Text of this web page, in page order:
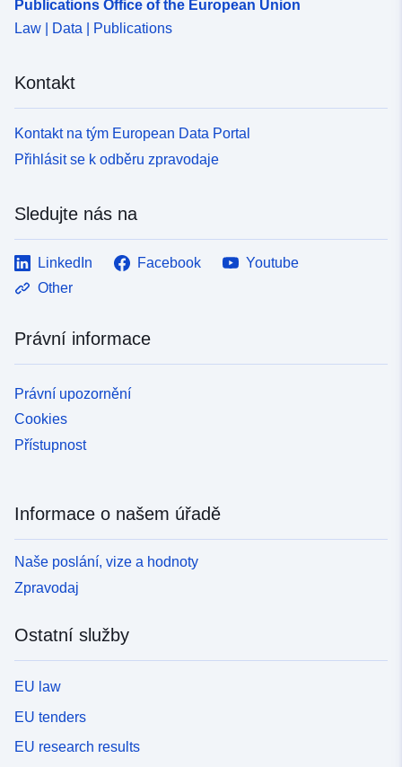
Publications Office of the European Union
Law | Data | Publications
Kontakt
Kontakt na tým European Data Portal
Přihlásit se k odběru zpravodaje
Sledujte nás na
LinkedIn Facebook
Youtube
Other
Právní informace
Právní upozornění
Cookies
Přístupnost
Informace o našem úřadě
Naše poslání, vize a hodnoty
Zpravodaj
Ostatní služby
EU law
EU tenders
EU research results